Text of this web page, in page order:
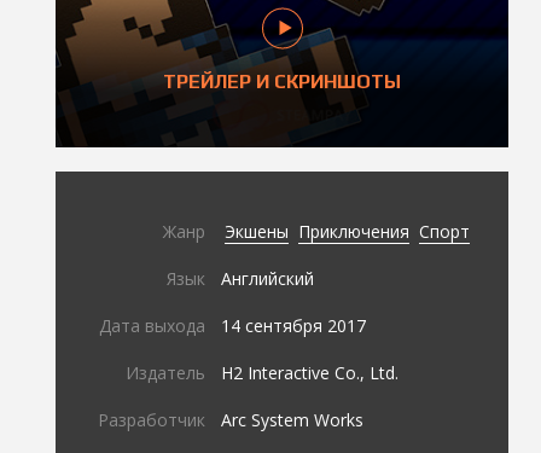
ТРЕЙЛЕР И СКРИНШОТЫ
Жанр Экшены Приключения Спорт
Язык Английский
Дата выхода 14 сентября 2017
Издатель H2 Interactive Co., Ltd.
Разработчик Arc System Works